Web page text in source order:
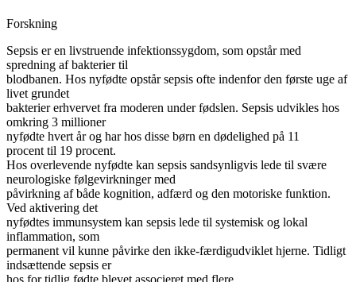
Forskning
Sepsis er en livstruende infektionssygdom, som opstår med
spredning af bakterier til
blodbanen. Hos nyfødte opstår sepsis ofte indenfor den første uge af
livet grundet
bakterier erhvervet fra moderen under fødslen. Sepsis udvikles hos
omkring 3 millioner
nyfødte hvert år og har hos disse børn en dødelighed på 11
procent til 19 procent.
Hos overlevende nyfødte kan sepsis sandsynligvis lede til svære
neurologiske følgevirkninger med
påvirkning af både kognition, adfærd og den motoriske funktion.
Ved aktivering det
nyfødtes immunsystem kan sepsis lede til systemisk og lokal
inflammation, som
permanent vil kunne påvirke den ikke-færdigudviklet hjerne. Tidligt
indsættende sepsis er
hos for tidlig fødte blevet associeret med flere